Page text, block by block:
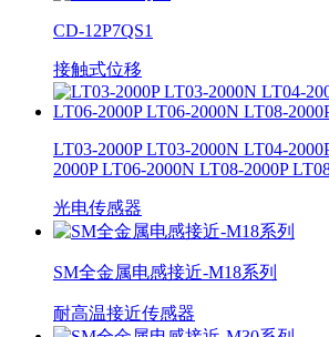
CD-12P7QS1
接触式位移
LT03-2000P LT03-2000N LT04-
2000P LT06-2000N LT08-2000P
光电传感器
SM全金属电感接近-M18系列
耐高温接近传感器